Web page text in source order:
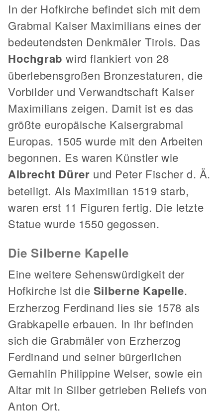
In der Hofkirche befindet sich mit dem
Grabmal Kaiser Maximilians eines der
bedeutendsten Denkmäler Tirols. Das
Hochgrabwird flankiert von 28
überlebensgroßen Bronzestaturen, die
Vorbilder und Verwandtschaft Kaiser
Maximilians zeigen. Damit ist es das
größte europäische Kaisergrabmal
Europas. 1505 wurde mit den Arbeiten
begonnen. Es waren Künstler wie
Albrecht Dürer und Peter Fischer d. Ä.
beteiligt. Als Maximilian 1519 starb,
waren erst 11 Figuren fertig. Die letzte
Statue wurde 1550 gegossen.
Die Silberne Kapelle
Eine weitere Sehenswürdigkeit der
Hofkirche ist die Silberne Kapelle.
Erzherzog Ferdinand lies sie 1578 als
Grabkapelle erbauen. In ihr befinden
sich die Grabmäler von Erzherzog
Ferdinand und seiner bürgerlichen
Gemahlin Philippine Welser, sowie ein
Altar mit in Silber getrieben Reliefs von
Anton Ort.